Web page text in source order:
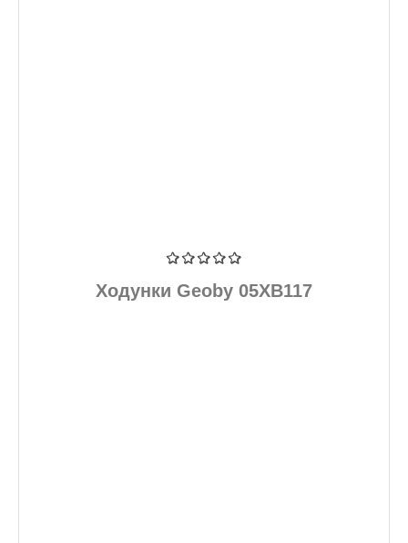
Ходунки Geoby 05XB117